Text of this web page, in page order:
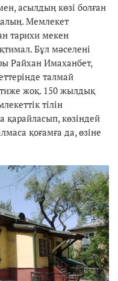
асылдың көзі болған
Мемлекет
тарихи мекен
Бұл мәселені
Райхан Имаханбет,
талмай
жоқ. 150 жылдық
тілін
қарайласып, көзіндей
қоғамға да, өзіне